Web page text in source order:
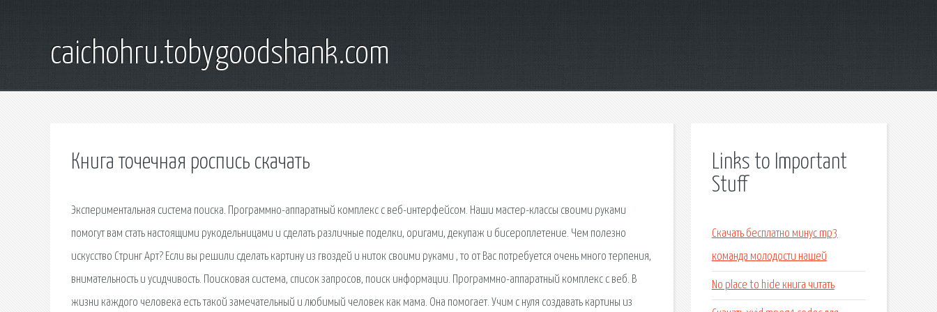
caichohru.tobygoodshank.com
Книга точечная роспись скачать
Экспериментальная система поиска. Программно-аппаратный комплекс с веб-интерфейсом. Наши мастер-классы своими руками
помогут вам стать настоящими рукодельницами и сделать различные поделки, оригами, декупаж и бисероплетение. Чем полезно
искусство Стринг Арт? Если вы решили сделать картину из гвоздей и ниток своими руками , то от Вас потребуется очень много терпения,
внимательность и усидчивость. Поисковая сиcтема, список запросов, поиск информации. Программно-аппаратный комплекс с веб. В
жизни каждого человека есть такой замечательный и любимый человек как мама. Она помогает. Учим с нуля создавать картины из
Links to Important
Stuff
Скачать бесплатно минус mp3
команда молодости нашей
No place to hide книга читать